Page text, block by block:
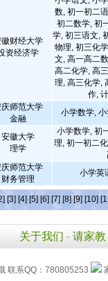
财经大学
资经济学
数, 初一初二
初二数学, 初
学, 初三语文,
物理, 初三化
文, 高一高二
高二化学, 高
理, 高三化学,
作,
师范大学
金融
小学数学,
安徽大学
理学
小学数学, 初
理, 初一初二
师范大学
财务管理
小学英
[3] [4] [5] [6] [7] [8] [9] [10]
关于我们 - 请家教
联系QQ：780805253